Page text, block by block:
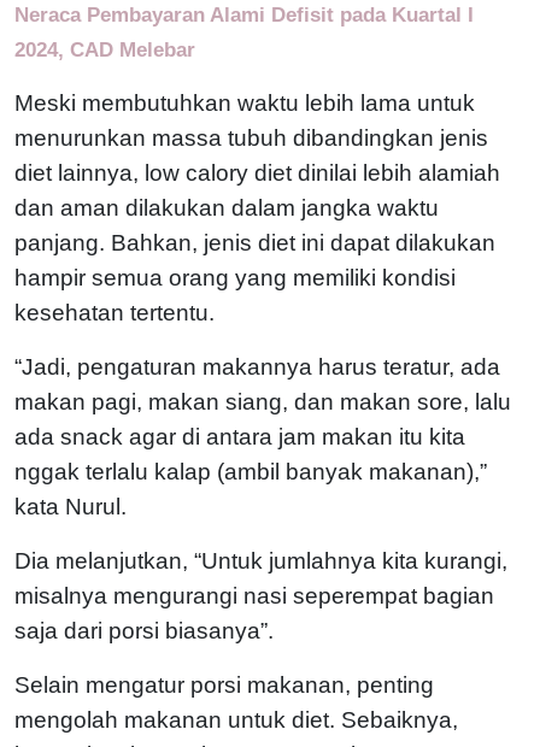
Neraca Pembayaran Alami Defisit pada Kuartal I
2024, CAD Melebar
Meski membutuhkan waktu lebih lama untuk
menurunkan massa tubuh dibandingkan jenis
diet lainnya, low calory diet dinilai lebih alamiah
dan aman dilakukan dalam jangka waktu
panjang. Bahkan, jenis diet ini dapat dilakukan
hampir semua orang yang memiliki kondisi
kesehatan tertentu.
“Jadi, pengaturan makannya harus teratur, ada
makan pagi, makan siang, dan makan sore, lalu
ada snack agar di antara jam makan itu kita
nggak terlalu kalap (ambil banyak makanan),”
kata Nurul.
Dia melanjutkan, “Untuk jumlahnya kita kurangi,
misalnya mengurangi nasi seperempat bagian
saja dari porsi biasanya”.
Selain mengatur porsi makanan, penting
mengolah makanan untuk diet. Sebaiknya,